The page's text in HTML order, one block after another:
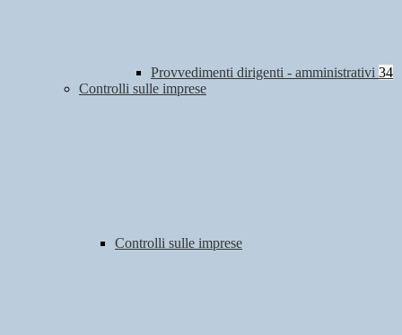
Provvedimenti dirigenti - amministrativi 34
Controlli sulle imprese
Controlli sulle imprese